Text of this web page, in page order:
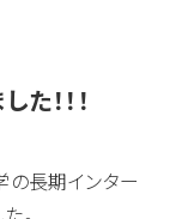
！！！
長期インター